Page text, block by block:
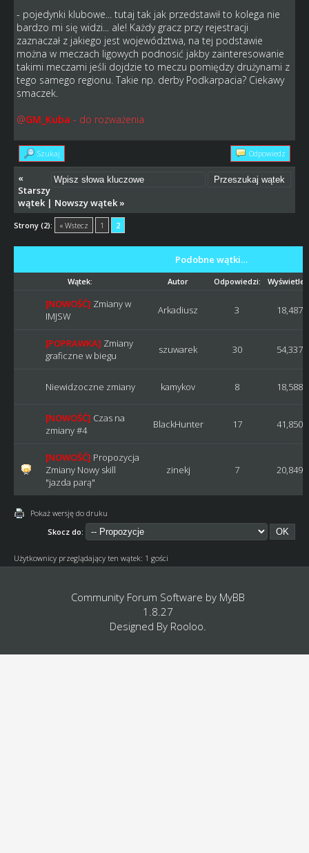
- pojedynki klubowe... tutaj tak jak przedstawił to kolega nie
bardzo mi się widzi... ale! Każdy gracz przy rejestracji
zaznaczał z jakiego jest województwa, na tej podstawie
można w meczach ligowych podnosić jakby zainteresowanie
takimi meczami jeśli dojdzie to meczu pomiędzy drużynami z
tego samego regionu. Takie np. derby Podkarpacia? Ciekawy
smaczek.
@GM_Kuba - do rozważenia
Szukaj Odpowiedz
«
Starszy
wątek| Nowszy wątek»
Strony (2): « Wstecz 1 2
Podobne wątki…
Wątek: Autor Odpowiedzi:
[NOWOŚĆ] Zmiany w
IMJSW
Arkadiusz 3 18,487
[POPRAWKA] Zmiany
graficzne w biegu
szuwarek 30 54,337
Niewidzoczne zmiany kamykov 8 18,588
[NOWOŚĆ] Czas na
zmiany #4
BlackHunter 17 41,850
[NOWOŚĆ] Propozycja
Zmiany Nowy skill
"jazda parą"
zinekj 7 20,849
Pokaż wersję do druku
Skocz do:
Użytkownicy przeglądający ten wątek: 1 gości
Community Forum Software by MyBB
1.8.27
Designed By Rooloo